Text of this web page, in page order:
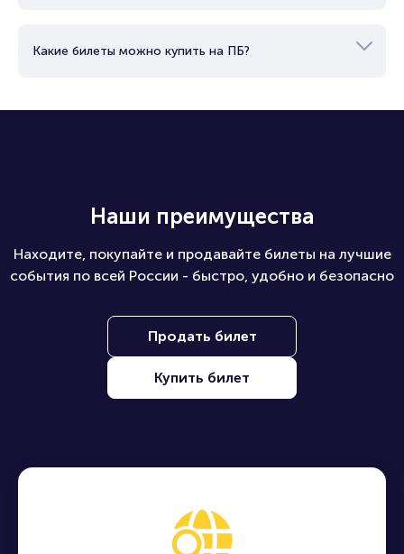
Какие билеты можно купить на ПБ?
Наши преимущества
Находите, покупайте и продавайте билеты на лучшие
события по всей России - быстро, удобно и безопасно
Продать билет
Купить билет